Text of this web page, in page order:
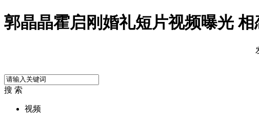
郭晶晶霍启刚婚礼短片视频曝光
搜 索
视频